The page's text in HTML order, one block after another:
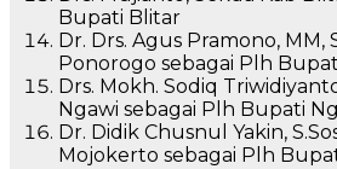
Bupati Blitar
Dr. Drs. Agus Pramono, MM,
Ponorogo sebagai Plh
Drs. Mokh. Sodiq
Ngawi sebagai Plh Bupati
Dr. Didik Chusnul Yakin,
Mojokerto sebagai Plh